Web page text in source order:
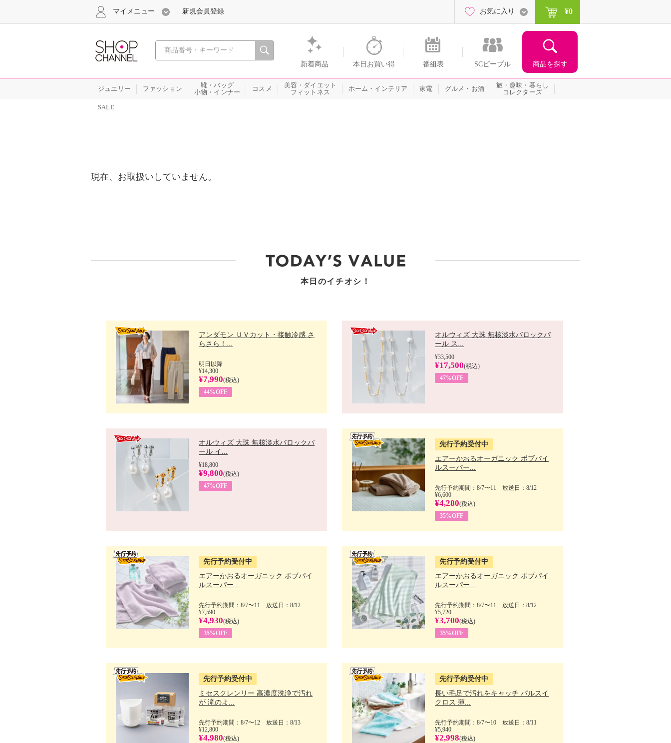
心おどる、瞬間を。通販・テレビショッピングのショップチャンネル
新着商品 本日お買い得 番組表 SCピープル 商品を探す
マイメニュー 新規会員登録 お気に入り ¥0
ジュエリー ファッション
靴・バッグ
小物・インナー
コスメ
美容・ダイエット
フィットネス
ホーム・インテリア 家電 グルメ・お酒
旅・趣味・暮らし
コレクターズ
SALE
現在、お取扱いしていません。
本日のイチオシ！
アンダモン ＵＶカット・接触冷感 さ
らさら！...
明日以降
¥14,300
¥7,990(税込)
44%OFF
オルウィズ 大珠 無核淡水バロックパ
ール ス...
¥33,500
¥17,500(税込)
47%OFF
オルウィズ 大珠 無核淡水バロックパ
ール イ...
¥18,800
¥9,800(税込)
47%OFF
先行予約受付中
エアーかおるオーガニック ボブパイ
ルスーパー...
先行予約期間：8/7〜11 放送日：8/12
¥6,600
¥4,280(税込)
35%OFF
先行予約受付中
エアーかおるオーガニック ボブパイ
ルスーパー...
先行予約期間：8/7〜11 放送日：8/12
¥7,590
¥4,930(税込)
35%OFF
先行予約受付中
エアーかおるオーガニック ボブパイ
ルスーパー...
先行予約期間：8/7〜11 放送日：8/12
¥5,720
¥3,700(税込)
35%OFF
先行予約受付中
ミセスクレンリー 高濃度洗浄で汚れ
が 滝のよ...
先行予約期間：8/7〜12 放送日：8/13
¥12,800
¥4,980(税込)
先行予約受付中
長い毛足で汚れをキャッチ パルスイ
クロス 薄...
先行予約期間：8/7〜10 放送日：8/11
¥5,940
¥2,998(税込)